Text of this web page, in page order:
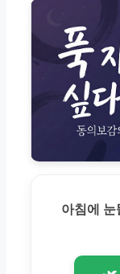
아침에 눈